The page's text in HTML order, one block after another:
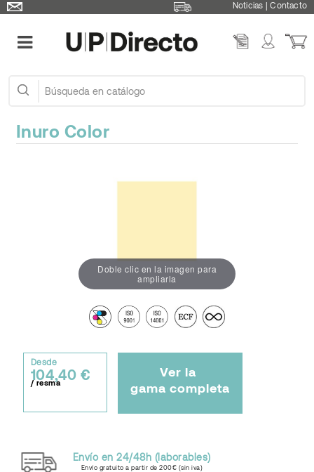
Noticias |Contacto
Inuro Color
Doble clic en la imagen para
ampliarla
Desde
104,40 €
/ resma
Ver la
gama completa
Envío en 24/48h (laborables)
Envío gratuito a partir de 200€ (sin iva)